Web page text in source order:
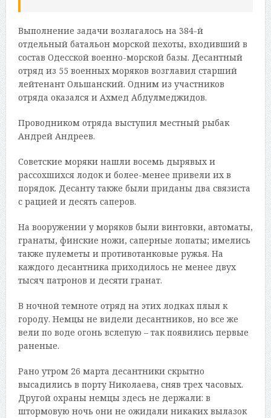
Выполнение задачи возлагалось на 384-й
отдельный батальон морской пехоты, входивший в
состав Одесской военно-морской базы. Десантный
отряд из 55 военных моряков возглавил старший
лейтенант Ольшанский. Одним из участников
отряда оказался и Ахмед Абдулмеджидов.
Проводником отряда выступил местный рыбак
Андрей Андреев.
Советские моряки нашли восемь дырявых и
рассохшихся лодок и более-менее привели их в
порядок. Десанту также были приданы два связиста
с рацией и десять саперов.
На вооружении у моряков были винтовки, автоматы,
гранаты, финские ножи, саперные лопаты; имелись
также пулеметы и противотанковые ружья. На
каждого десантника приходилось не менее двух
тысяч патронов и десяти гранат.
В ночной темноте отряд на этих лодках плыл к
городу. Немцы не видели десантников, но все же
вели по воде огонь вслепую – так появились первые
раненые.
Рано утром 26 марта десантники скрытно
высадились в порту Николаева, сняв трех часовых.
Другой охраны немцы здесь не держали: в
штормовую ночь они не ожидали никаких вылазок